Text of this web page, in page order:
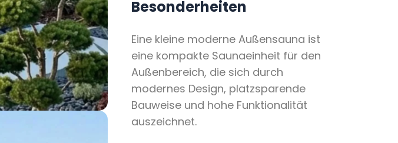
Besonderheiten
Eine kleine moderne Außensauna ist
eine kompakte Saunaeinheit für den
Außenbereich, die sich durch
modernes Design, platzsparende
Bauweise und hohe Funktionalität
auszeichnet.